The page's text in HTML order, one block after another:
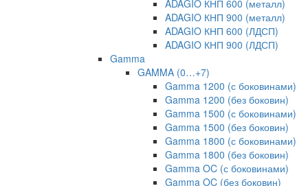
ADAGIO КНП 600 (металл)
ADAGIO КНП 900 (металл)
ADAGIO КНП 600 (ЛДСП)
ADAGIO КНП 900 (ЛДСП)
Gamma
GAMMA (0…+7)
Gamma 1200 (с боковинами)
Gamma 1200 (без боковин)
Gamma 1500 (с боковинами)
Gamma 1500 (без боковин)
Gamma 1800 (с боковинами)
Gamma 1800 (без боковин)
Gamma OC (с боковинами)
Gamma OC (без боковин)